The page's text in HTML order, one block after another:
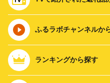
ふるラボチャンネルか
ランキングから探す